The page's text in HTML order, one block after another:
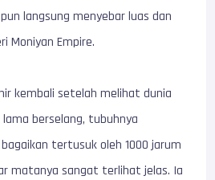
langsung menyebar luas dan
Moniyan Empire.
kembali setelah melihat dunia
berselang, tubuhnya
tertusuk oleh 1000 jarum
matanya sangat terlihat jelas. Ia